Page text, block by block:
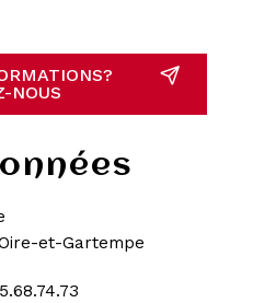
NOUS
et-Gartempe